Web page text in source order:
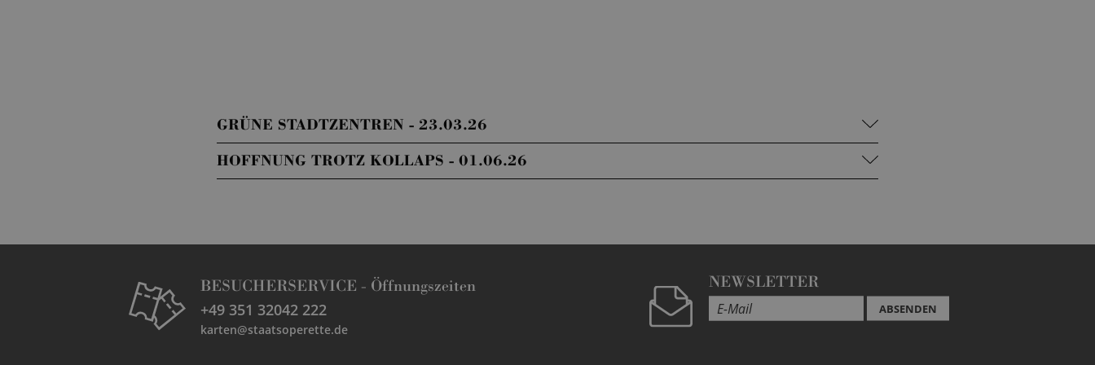
GRÜNE STADTZENTREN - 23.03.26
HOFFNUNG TROTZ KOLLAPS - 01.06.26
BESUCHERSERVICE - Öffnungszeiten
+49 351 32042 222
karten@staatsoperette.de
NEWSLETTER
ABSENDEN